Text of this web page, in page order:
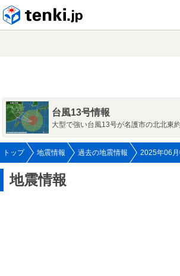
台風13号情報
大型で強い台風13号が名護市の北北東
トップ 地震情報 過去の地震情報 2025年06月
地震情報